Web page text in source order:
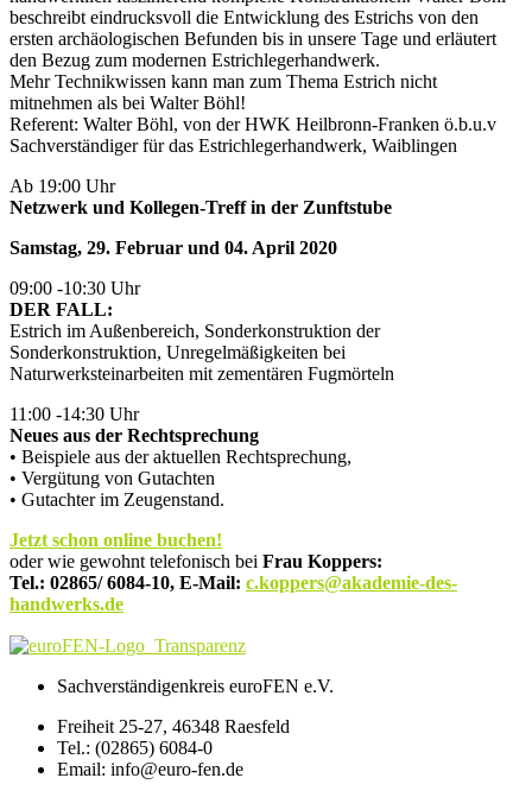
beschreibt eindrucksvoll die Entwicklung des Estrichs von den
ersten archäologischen Befunden bis in unsere Tage und erläutert
den Bezug zum modernen Estrichlegerhandwerk.
Mehr Technikwissen kann man zum Thema Estrich nicht
mitnehmen als bei Walter Böhl!
Referent: Walter Böhl, von der HWK Heilbronn-Franken ö.b.u.v
Sachverständiger für das Estrichlegerhandwerk, Waiblingen
Ab 19:00 Uhr
Netzwerk und Kollegen-Treff in der Zunftstube
Samstag, 29. Februar und 04. April 2020
09:00 -10:30 Uhr
DER FALL:
Estrich im Außenbereich, Sonderkonstruktion der
Sonderkonstruktion, Unregelmäßigkeiten bei
Naturwerksteinarbeiten mit zementären Fugmörteln
11:00 -14:30 Uhr
Neues aus der Rechtsprechung
• Beispiele aus der aktuellen Rechtsprechung,
• Vergütung von Gutachten
• Gutachter im Zeugenstand.
Jetzt schon online buchen!
oder wie gewohnt telefonisch bei Frau Koppers:
Tel.: 02865/ 6084-10, E-Mail: c.koppers@akademie-des-
handwerks.de
Sachverständigenkreis euroFEN e.V.
Freiheit 25-27, 46348 Raesfeld
Tel.: (02865) 6084-0
Email: info@euro-fen.de